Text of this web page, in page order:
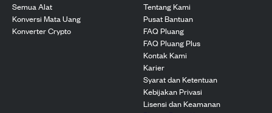
Semua Alat
Konversi Mata Uang
Konverter Crypto
Tentang Kami
Pusat Bantuan
FAQ Pluang
FAQ Pluang Plus
Kontak Kami
Karier
Syarat dan Ketentuan
Kebijakan Privasi
Lisensi dan Keamanan